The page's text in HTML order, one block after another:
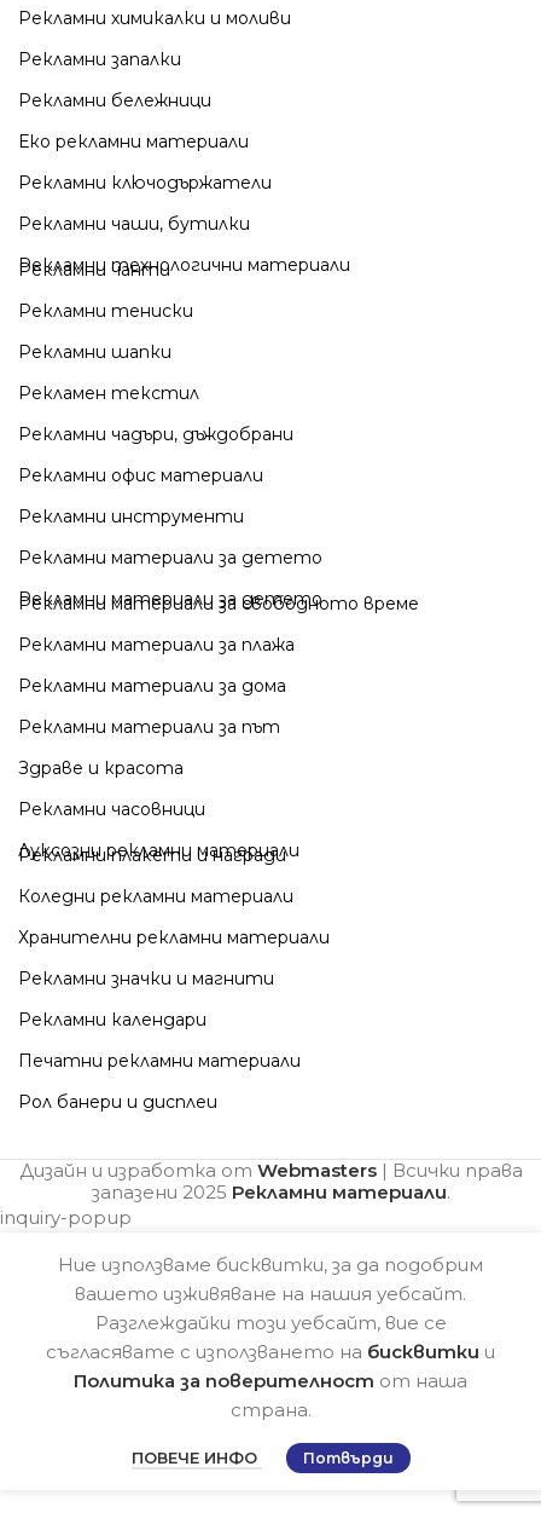
Рекламни химикалки и моливи
Рекламни запалки
Рекламни бележници
Еко рекламни материали
Рекламни ключодържатели
Рекламни чаши, бутилки
Рекламни технологични материали
Рекламни чанти
Рекламни тениски
Рекламни шапки
Рекламен текстил
Рекламни чадъри, дъждобрани
Рекламни офис материали
Рекламни инструменти
Рекламни материали за детето
Рекламни материали за детето
Рекламни материали за свободното време
Рекламни материали за плажа
Рекламни материали за дома
Рекламни материали за път
Здраве и красота
Рекламни часовници
Луксозни рекламни материали
Рекламни плакети и награди
Коледни рекламни материали
Хранителни рекламни материали
Рекламни значки и магнити
Рекламни календари
Печатни рекламни материали
Рол банери и дисплеи
Дизайн и изработка от Webmasters| Всички права
запазени 2025 Рекламни материали.
inquiry-popup
Ние използваме бисквитки, за да подобрим
вашето изживяване на нашия уебсайт.
Разглеждайки този уебсайт, вие се
съгласявате с използването на бисквитки и
Политика за поверителност от наша
страна.
ПОВЕЧЕ ИНФО Потвърди